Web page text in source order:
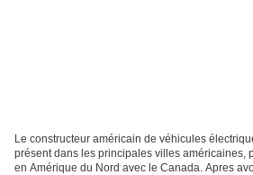
Le constructeur américain de véhicules
présent dans les principales villes américaines,
en Amérique du Nord avec le Canada. Apres